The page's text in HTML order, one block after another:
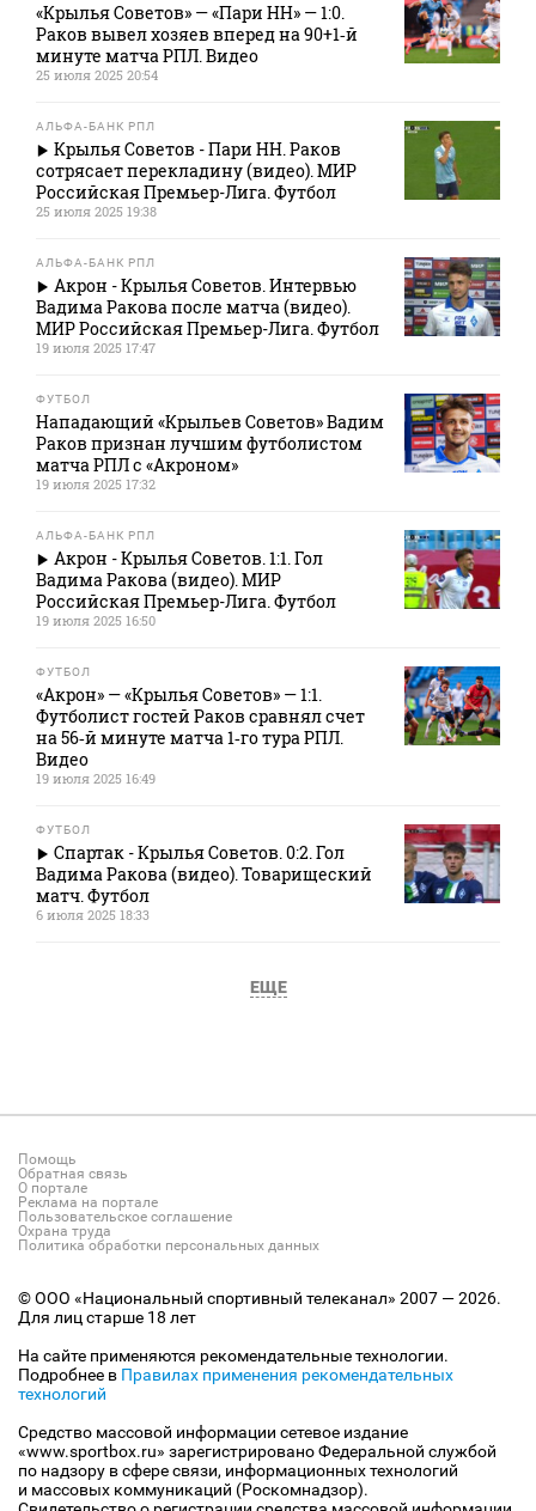
«Крылья Советов» — «Пари НН» — 1:0.
Раков вывел хозяев вперед на 90+1‑й
минуте матча РПЛ. Видео
25 июля 2025 20:54
АЛЬФА-БАНК РПЛ
Крылья Советов - Пари НН. Раков
сотрясает перекладину (видео). МИР
Российская Премьер-Лига. Футбол
25 июля 2025 19:38
АЛЬФА-БАНК РПЛ
Акрон - Крылья Советов. Интервью
Вадима Ракова после матча (видео).
МИР Российская Премьер-Лига. Футбол
19 июля 2025 17:47
ФУТБОЛ
Нападающий «Крыльев Советов» Вадим
Раков признан лучшим футболистом
матча РПЛ с «Акроном»
19 июля 2025 17:32
АЛЬФА-БАНК РПЛ
Акрон - Крылья Советов. 1:1. Гол
Вадима Ракова (видео). МИР
Российская Премьер-Лига. Футбол
19 июля 2025 16:50
ФУТБОЛ
«Акрон» — «Крылья Советов» — 1:1.
Футболист гостей Раков сравнял счет
на 56‑й минуте матча 1‑го тура РПЛ.
Видео
19 июля 2025 16:49
ФУТБОЛ
Спартак - Крылья Советов. 0:2. Гол
Вадима Ракова (видео). Товарищеский
матч. Футбол
6 июля 2025 18:33
ЕЩЕ
Помощь
Обратная связь
О портале
Реклама на портале
Пользовательское соглашение
Охрана труда
Политика обработки персональных данных
© ООО «Национальный спортивный телеканал» 2007 — 2026.
Для лиц старше 18 лет
На сайте применяются рекомендательные технологии.
Подробнее в Правилах применения рекомендательных
технологий
Средство массовой информации сетевое издание
«www.sportbox.ru» зарегистрировано Федеральной службой
по надзору в сфере связи, информационных технологий
и массовых коммуникаций (Роскомнадзор).